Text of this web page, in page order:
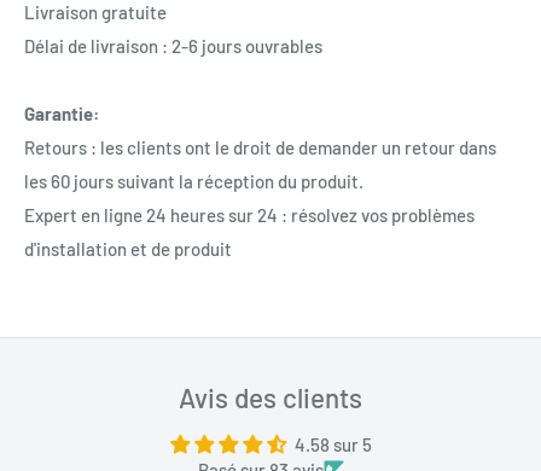
Livraison gratuite
Délai de livraison : 2-6 jours ouvrables
Garantie:
Retours : les clients ont le droit de demander un retour dans
les 60 jours suivant la réception du produit.
Expert en ligne 24 heures sur 24 : résolvez vos problèmes
d'installation et de produit
Avis des clients
4.58 sur 5